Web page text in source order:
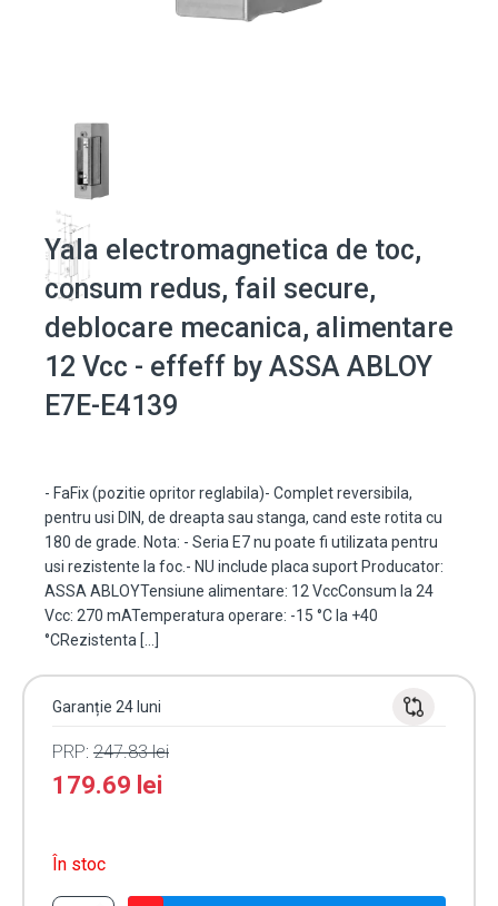
Yala electromagnetica de toc,
consum redus, fail secure,
deblocare mecanica, alimentare
12 Vcc - effeff by ASSA ABLOY
E7E-E4139
- FaFix (pozitie opritor reglabila)- Complet reversibila,
pentru usi DIN, de dreapta sau stanga, cand este rotita cu
180 de grade. Nota: - Seria E7 nu poate fi utilizata pentru
usi rezistente la foc.- NU include placa suport Producator:
ASSA ABLOYTensiune alimentare: 12 VccConsum la 24
Vcc: 270 mATemperatura operare: -15 °C la +40
°CRezistenta […]
Garanție 24 luni
PRP: 247.83lei
179.69 lei
În stoc